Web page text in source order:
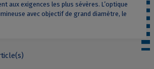
aux exigences les plus sévères. L’optique
avec objectif de grand diamètre, le